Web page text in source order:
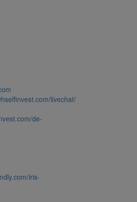
livechat/
de-
iris-